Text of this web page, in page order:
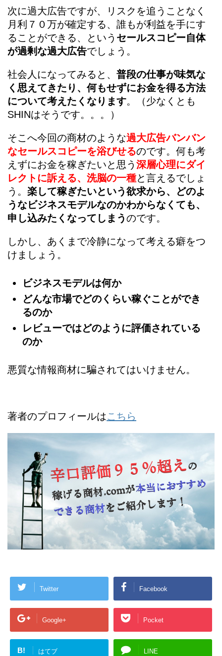
次に過大広告ですが、リスクを追うことなく
月利７０万が確定する、誰もが利益を手にす
ることができる、という セールスコピー自体
が過剰な過大広告でしょう。
社会人になってみると、 普段の仕事が味気な
く思えてきたり、何もせずにお金を得る方法
について考えたくなります。（少なくとも
SHINはそうです。。。）
そこへ今回の商材のような過大広告バンバン
なセールスコピーを浴びせるのです。何も考
えずにお金を稼ぎたいと思う 深層心理にダイ
レクトに訴える、洗脳の一種と言えるでしょ
う。 楽して稼ぎたいという欲求から、どのよ
うなビジネスモデルなのかわからなくても、
申し込みたくなってしまうのです。
しかし、あくまで冷静になって考える癖をつ
けましょう。
ビジネスモデルは何か
どんな市場でどのくらい稼ぐことができ
るのか
レビューではどのように評価されている
のか
悪質な情報商材に騙されてはいけません。
著者のプロフィールはこちら
Twitter Facebook
Google+ Pocket
B! はてブ LINE